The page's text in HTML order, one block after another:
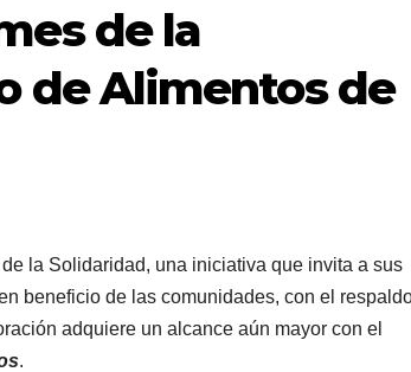
de la
de Alimentos de
la Solidaridad, una iniciativa que invita a sus
beneficio de las comunidades, con el
adquiere un alcance aún mayor con el
.